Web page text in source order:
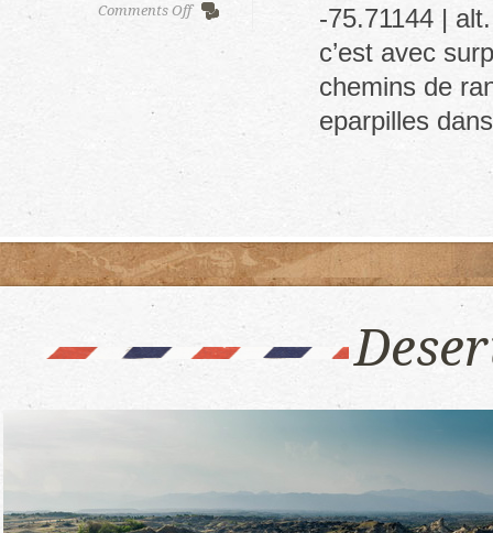
Comments Offon
-75.71144 |
c’est avec
chemins de
eparpilles